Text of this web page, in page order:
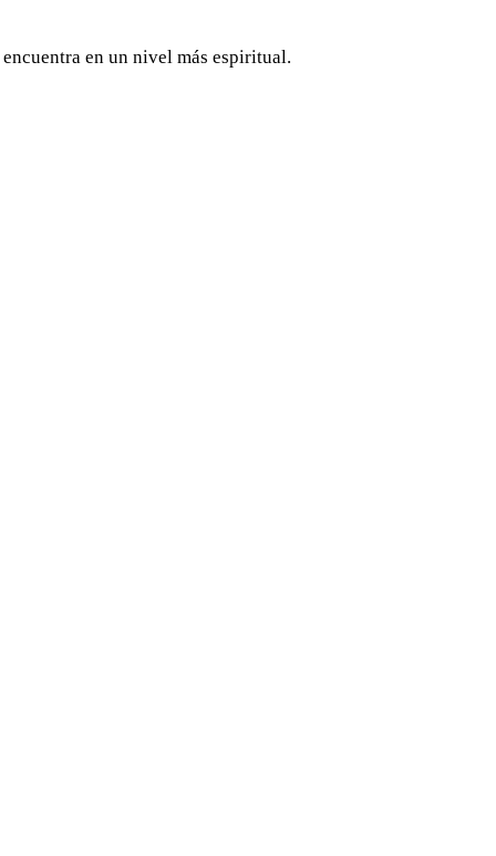
en un nivel más espiritual.